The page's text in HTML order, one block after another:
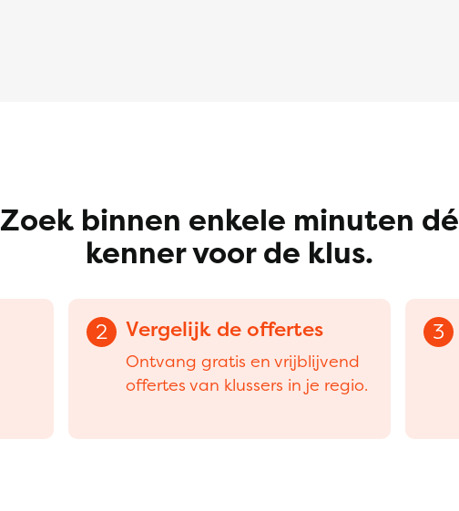
Zoek binnen enkele minuten dé
kenner voor de klus.
2 Vergelijk de offertes
Ontvang gratis en vrijblijvend
offertes van klussers in je regio.
3